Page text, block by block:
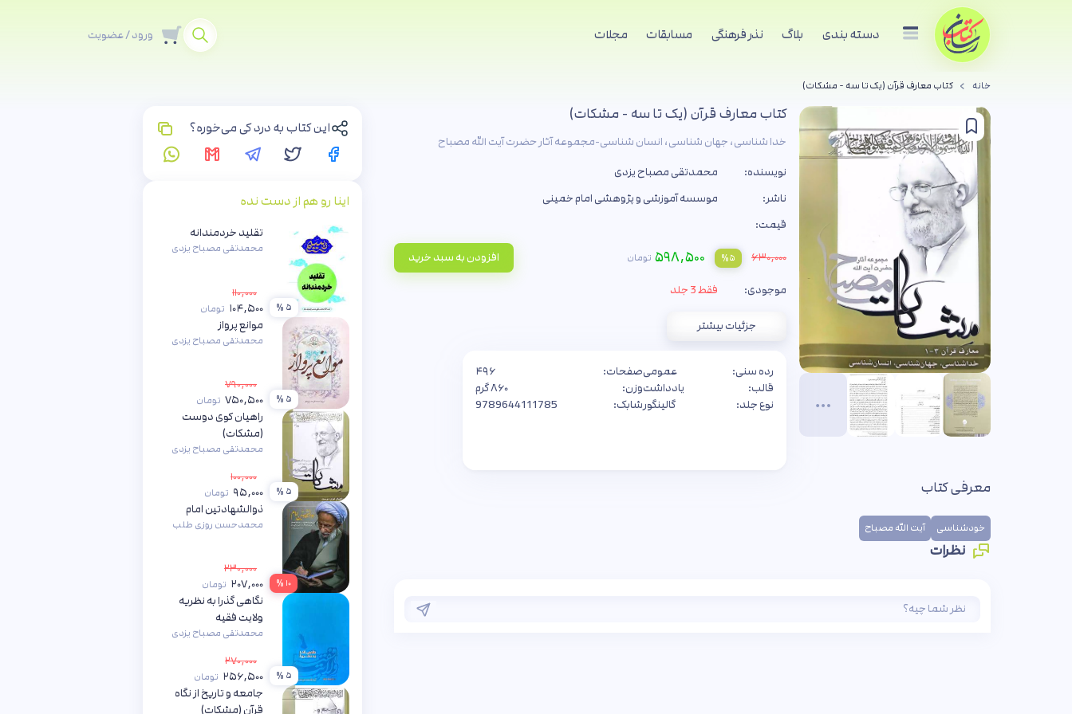
دسته بندی بلاگ نذر فرهنگی مسابقات مجلات ورود / عضویت
خانه کتاب معارف قرآن (یک تا سه - مشکات)
کتاب معارف قرآن (یک تا سه - مشکات)
خدا شناسی، جهان شناسی، انسان شناسی-مجموعه آثار حضرت آیت الله مصباح
نویسنده:
محمدتقی مصباح یزدی
ناشر:
موسسه آموزشی و پژوهشی امام خمینی
قیمت:
۶۳۰,۰۰۰ %۵ ۵۹۸,۵۰۰ تومان افزودن به سبد خرید
موجودی: فقط 3 جلد
جزئیات بیشتر
رده سنی:
عمومی
قالب:
یادداشت
نوع جلد:
گالینگور
صفحات:
۴۹۶
وزن:
۸۶۰ گرم
شابک:
9789644111785
معرفی کتاب
خودشناسی آیت الله مصباح
نظرات
این کتاب به درد کی می‌خوره؟
اینا رو هم از دست نده
۵ %
تقلید خردمندانه
محمدتقی مصباح یزدی
۱۱۰,۰۰۰
۱۰۴,۵۰۰ تومان
۵ %
موانع پرواز
محمدتقی مصباح یزدی
۷۹۰,۰۰۰
۷۵۰,۵۰۰ تومان
۵ %
راهیان کوی دوست
(مشکات)
محمدتقی مصباح یزدی
۱۰۰,۰۰۰
۹۵,۰۰۰ تومان
۱۰ %
ذوالشهادتین امام
محمدحسن روزی طلب
۲۳۰,۰۰۰
۲۰۷,۰۰۰ تومان
۵ %
نگاهی گذرا به نظریه
ولایت فقیه
محمدتقی مصباح یزدی
۲۷۰,۰۰۰
۲۵۶,۵۰۰ تومان
جامعه و تاریخ از نگاه
قرآن (مشکات)